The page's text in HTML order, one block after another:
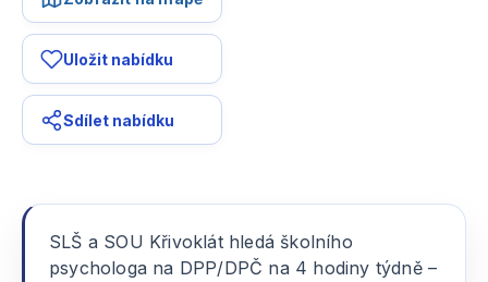
Uložit nabídku
Sdílet nabídku
SLŠ a SOU Křivoklát hledá školního
psychologa na DPP/DPČ na 4 hodiny týdně –